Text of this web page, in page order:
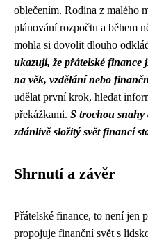
oblečením. Rodina z malého
plánování rozpočtu a během
mohla si dovolit dlouho
ukazují, že přátelské finance
na věk, vzdělání nebo
udělat první krok, hledat
překážkami. S trochou snahy
zdánlivě složitý svět financí
Shrnutí a závěr
Přátelské finance, to není jen
propojuje finanční svět s